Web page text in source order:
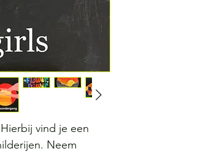
vind je een
Neem